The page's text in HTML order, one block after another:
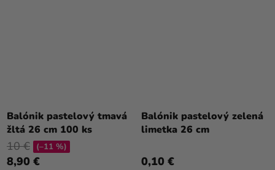
Balónik pastelový tmavá
žltá 26 cm 100 ks
8,90 €
10 € (–11 %)
Balónik pastelový zelená
limetka 26 cm
hodnotenie
produktu
0,10 €